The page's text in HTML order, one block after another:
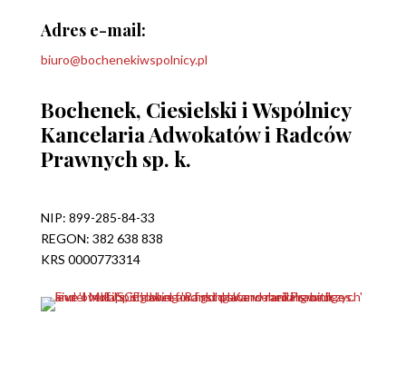
Adres e-mail:
biuro@bochenekiwspolnicy.pl
Bochenek, Ciesielski i Wspólnicy
Kancelaria Adwokatów i Radców
Prawnych sp. k.
NIP: 899-285-84-33
REGON: 382 638 838
KRS 0000773314